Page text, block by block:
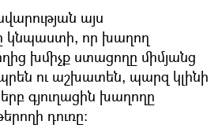
այս
կնպաստի, որ խաղող
խմիչք ստացողը միմյանց
ու աշխատեն, պարզ կլինի
գյուղացին խաղողը
դուռը։